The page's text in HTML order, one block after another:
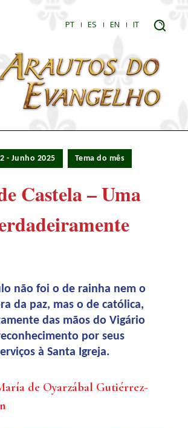
PT ES EN IT
- Junho 2025 Tema do mês
Castela – Uma
não foi o de rainha nem o
da paz, mas o de católica,
das mãos do Vigário
por seus
à Santa Igreja.
de Oyarzábal Gutiérrez-